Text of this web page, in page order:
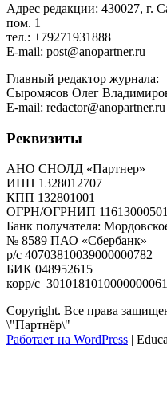
Адрес редакции: 430027, г.
пом. 1
тел.: +79271931888
E-mail: post@anopartner.ru
Главный редактор журнала:
Сыромясов Олег
E-mail: redactor@anopartner.ru
Реквизиты
АНО СНОЛД «Партнер»
ИНН 1328012707
КПП 132801001
ОГРН/ОГРНИП
Банк получателя:
№ 8589 ПАО «Сбербанк»
р/с 40703810039000000782
БИК 048952615
корр/с
Copyright. Все права
\"Партнёр\"
Работает на WordPress |